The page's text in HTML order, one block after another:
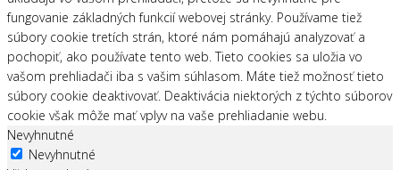
fungovanie základných funkcií webovej stránky. Používame tiež
súbory cookie tretích strán, ktoré nám pomáhajú analyzovať a
pochopiť, ako používate tento web. Tieto cookies sa uložia vo
vašom prehliadači iba s vašim súhlasom. Máte tiež možnosť tieto
súbory cookie deaktivovať. Deaktivácia niektorých z týchto súborov
cookie však môže mať vplyv na vaše prehliadanie webu.
Nevyhnutné
Nevyhnutné